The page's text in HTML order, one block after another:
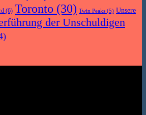
(6) Toronto (30) Twin Peaks (5) Unsere
der Unschuldigen